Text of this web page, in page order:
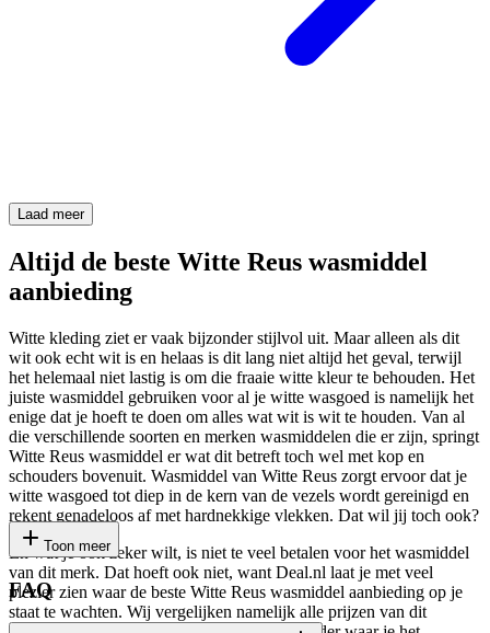
Laad meer
Altijd de beste Witte Reus wasmiddel
aanbieding
Witte kleding ziet er vaak bijzonder stijlvol uit. Maar alleen als dit
wit ook echt wit is en helaas is dit lang niet altijd het geval, terwijl
het helemaal niet lastig is om die fraaie witte kleur te behouden. Het
juiste wasmiddel gebruiken voor al je witte wasgoed is namelijk het
enige dat je hoeft te doen om alles wat wit is wit te houden. Van al
die verschillende soorten en merken wasmiddelen die er zijn, springt
Witte Reus wasmiddel er wat dit betreft toch wel met kop en
schouders bovenuit. Wasmiddel van Witte Reus zorgt ervoor dat je
witte wasgoed tot diep in de kern van de vezels wordt gereinigd en
rekent genadeloos af met hardnekkige vlekken. Dat wil jij toch ook?
En wat je ook zeker wilt, is niet te veel betalen voor het wasmiddel
van dit merk. Dat hoeft ook niet, want Deal.nl laat je met veel
plezier zien waar de beste Witte Reus wasmiddel aanbieding op je
staat te wachten. Wij vergelijken namelijk alle prijzen van dit
Toon meer
FAQ